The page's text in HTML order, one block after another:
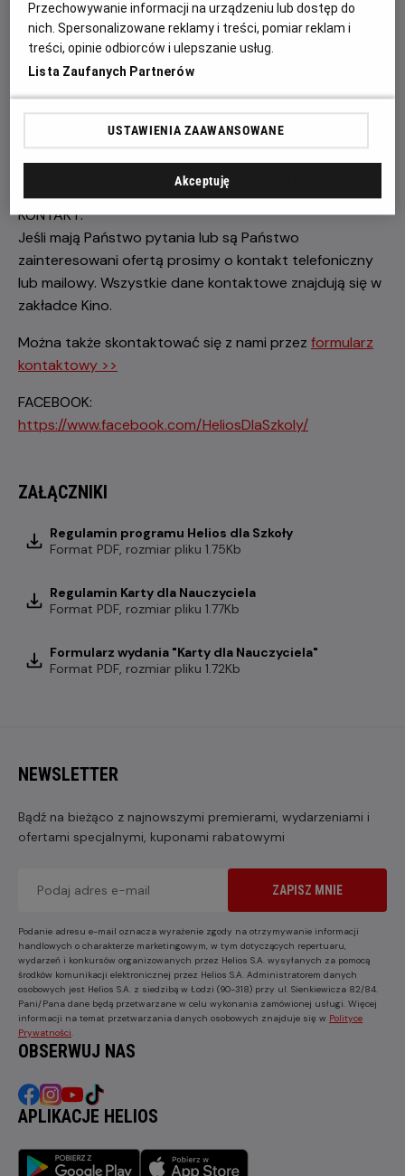
Dodatkowo posiadamy dla PaństwaKartę dla
Nauczyciela, która upoważnia do atrakcyjnych zniżek!
10 biletów w cenie biletów szkolnych
10 atrakcyjnych rabatów na wybrane kawy lub
zestawy barowe (do wyboru)
Karty dla Nauczyciela dostępne w
KONTAKT:
Jeśli mają Państwo pytania lub są Państwo
zainteresowani ofertą prosimy o kontakt telefoniczny
lub mailowy. Wszystkie dane kontaktowe znajdują się w
zakładce Kino.
Można także skontaktować się z nami przez formularz
kontaktowy >>
FACEBOOK:
https://www.facebook.com/HeliosDlaSzkoly/
ZAŁĄCZNIKI
Regulamin programu Helios dla Szkoły
Format PDF , rozmiar pliku 1.75Kb
Regulamin Karty dla Nauczyciela
Format PDF , rozmiar pliku 1.77Kb
Formularz wydania "Karty dla Nauczyciela"
Format PDF , rozmiar pliku 1.72Kb
NEWSLETTER
Bądź na bieżąco z najnowszymi premierami, wydarzeniami i
ofertami specjalnymi, kuponami rabatowymi
ZAPISZ MNIE
Podanie adresu e-mail oznacza wyrażenie zgody na otrzymywanie informacji
handlowych o charakterze marketingowym, w tym dotyczących repertuaru,
wydarzeń i konkursów organizowanych przez Helios S.A. wysyłanych za pomocą
środków komunikacji elektronicznej przez Helios S.A. Administratorem danych
osobowych jest Helios S.A. z siedzibą w Łodzi (90-318) przy ul. Sienkiewicza 82/84.
Pani/Pana dane będą przetwarzane w celu wykonania zamówionej usługi. Więcej
informacji na temat przetwarzania danych osobowych znajduje się w Polityce
Prywatności.
OBSERWUJ NAS
APLIKACJE HELIOS
Przechowywanie informacji na urządzeniu lub dostęp do
nich. Spersonalizowane reklamy i treści, pomiar reklam i
treści, opinie odbiorców i ulepszanie usług.
Lista Zaufanych Partnerów
USTAWIENIA ZAAWANSOWANE
Akceptuję